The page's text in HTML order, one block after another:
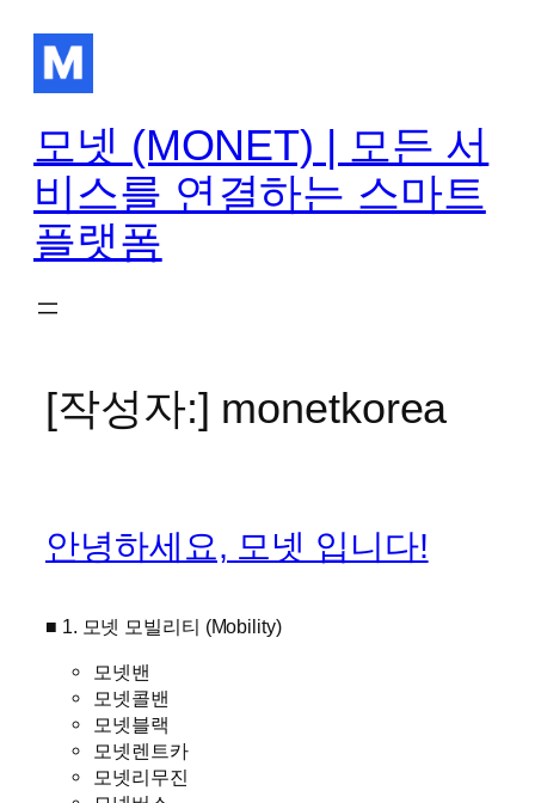
모넷 (MONET) | 모든 서
비스를 연결하는 스마트
플랫폼
[작성자:] monetkorea
안녕하세요, 모넷 입니다!
■ 1. 모넷 모빌리티 (Mobility)
모넷밴
모넷콜밴
모넷블랙
모넷렌트카
모넷리무진